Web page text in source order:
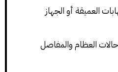
العميقة أو الجهاز
العظام والمفاصل